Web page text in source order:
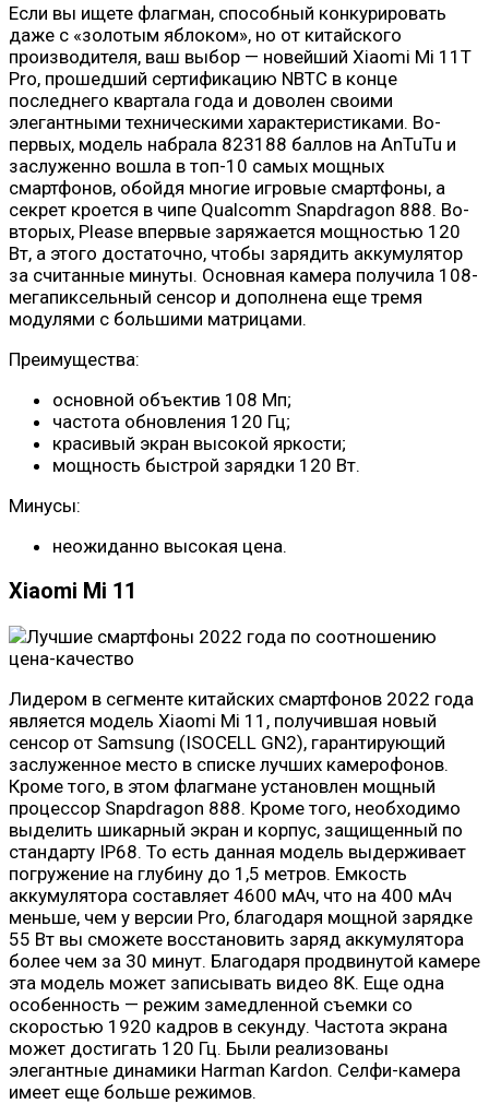
Если вы ищете флагман, способный конкурировать
даже с «золотым яблоком», но от китайского
производителя, ваш выбор — новейший Xiaomi Mi 11T
Pro, прошедший сертификацию NBTC в конце
последнего квартала года и доволен своими
элегантными техническими характеристиками. Во-
первых, модель набрала 823188 баллов на AnTuTu и
заслуженно вошла в топ-10 самых мощных
смартфонов, обойдя многие игровые смартфоны, а
секрет кроется в чипе Qualcomm Snapdragon 888. Во-
вторых, Please впервые заряжается мощностью 120
Вт, а этого достаточно, чтобы зарядить аккумулятор
за считанные минуты. Основная камера получила 108-
мегапиксельный сенсор и дополнена еще тремя
модулями с большими матрицами.
Преимущества:
основной объектив 108 Мп;
частота обновления 120 Гц;
красивый экран высокой яркости;
мощность быстрой зарядки 120 Вт.
Минусы:
неожиданно высокая цена.
Xiaomi Mi 11
Лидером в сегменте китайских смартфонов 2022 года
является модель Xiaomi Mi 11, получившая новый
сенсор от Samsung (ISOCELL GN2), гарантирующий
заслуженное место в списке лучших камерофонов.
Кроме того, в этом флагмане установлен мощный
процессор Snapdragon 888. Кроме того, необходимо
выделить шикарный экран и корпус, защищенный по
стандарту IP68. То есть данная модель выдерживает
погружение на глубину до 1,5 метров. Емкость
аккумулятора составляет 4600 мАч, что на 400 мАч
меньше, чем у версии Pro, благодаря мощной зарядке
55 Вт вы сможете восстановить заряд аккумулятора
более чем за 30 минут. Благодаря продвинутой камере
эта модель может записывать видео 8K. Еще одна
особенность — режим замедленной съемки со
скоростью 1920 кадров в секунду. Частота экрана
может достигать 120 Гц. Были реализованы
элегантные динамики Harman Kardon. Селфи-камера
имеет еще больше режимов.